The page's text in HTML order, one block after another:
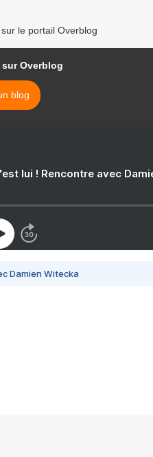
le portail Overblog
Overblog
blog
lui ! Rencontre avec
Damien Witecka